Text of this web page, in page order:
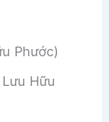
Phước)
Hữu